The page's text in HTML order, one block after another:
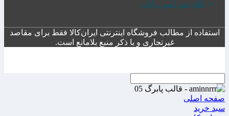
اتاق خبر امین رایان
استفاده از مطالب فروشگاه اینترنتی ایران‌کالا فقط برای مقاصد
غیرتجاری و با ذکر منبع بلامانع است.
صفحه اصلی
سبد خرید